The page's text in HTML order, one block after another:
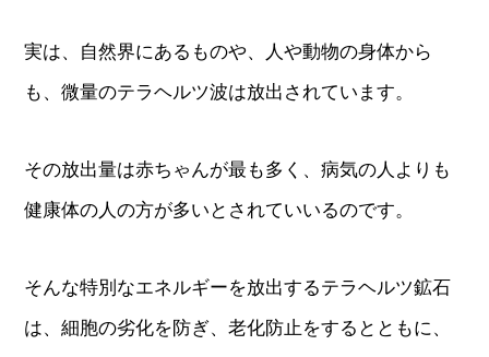
実は、自然界にあるものや、人や動物の身体から
も、微量のテラヘルツ波は放出されています。
その放出量は赤ちゃんが最も多く、病気の人よりも
健康体の人の方が多いとされていいるのです。
そんな特別なエネルギーを放出するテラヘルツ鉱石
は、細胞の劣化を防ぎ、老化防止をするとともに、